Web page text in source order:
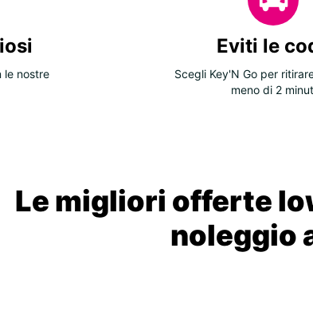
le nostre
Eviti le
Scegli Key'N Go per
meno di 2
Le migliori offerte
noleggio